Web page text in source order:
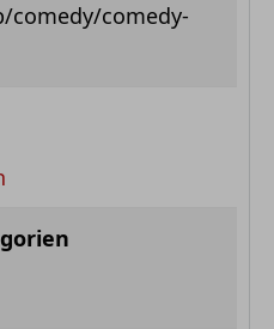
comedy/comedy-